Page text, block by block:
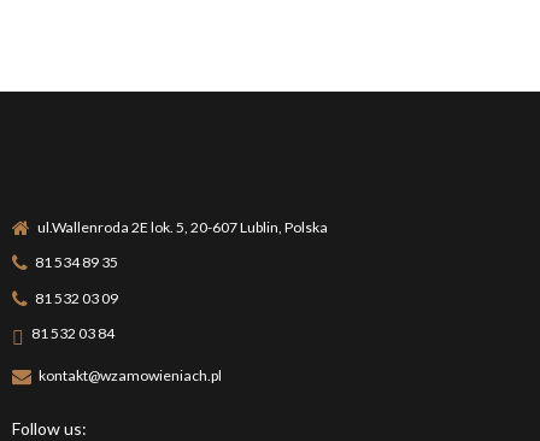
ul.Wallenroda 2E lok. 5, 20-607 Lublin, Polska
81 534 89 35
81 532 03 09
81 532 03 84
kontakt@wzamowieniach.pl
Follow us: